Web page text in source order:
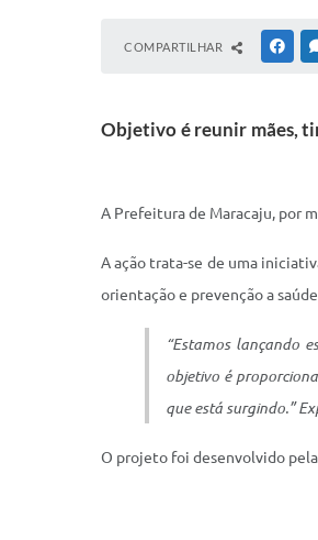
COMPARTILHAR
Objetivo é reunir mães,
A Prefeitura de Maracaju, por
A ação trata-se de uma
orientação e prevenção a
“Estamos lançando
objetivo é
que está surgindo.”
O projeto foi desenvolvido pela